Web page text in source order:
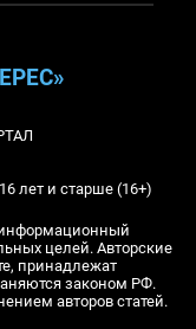
лет и старше (16+)
целей. Авторские
принадлежат
законом РФ.
авторов статей.